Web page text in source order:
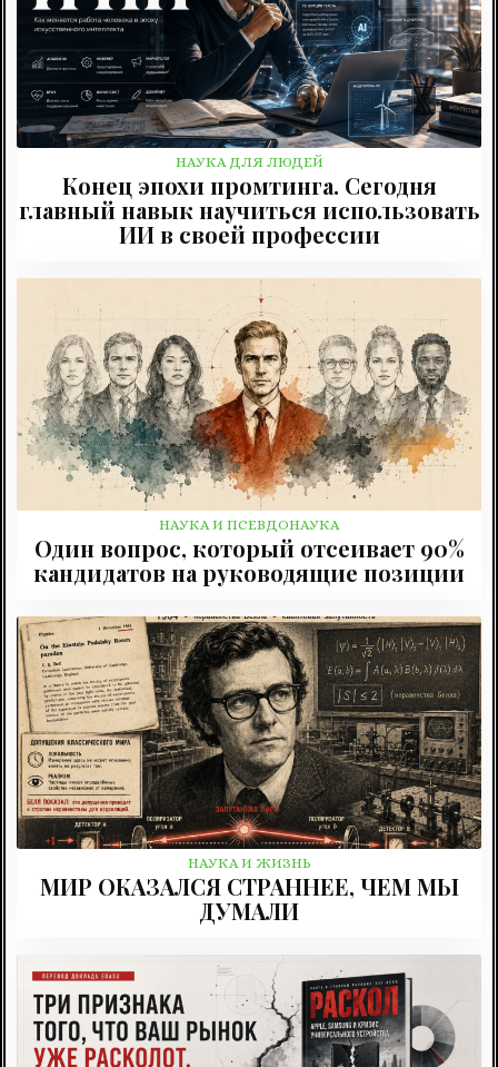
НАУКА ДЛЯ ЛЮДЕЙ
Конец эпохи промтинга. Сегодня
главный навык научиться использовать
ИИ в своей профессии
НАУКА И ПСЕВДОНАУКА
Один вопрос, который отсеивает 90%
кандидатов на руководящие позиции
НАУКА И ЖИЗНЬ
МИР ОКАЗАЛСЯ СТРАННЕЕ, ЧЕМ МЫ
ДУМАЛИ